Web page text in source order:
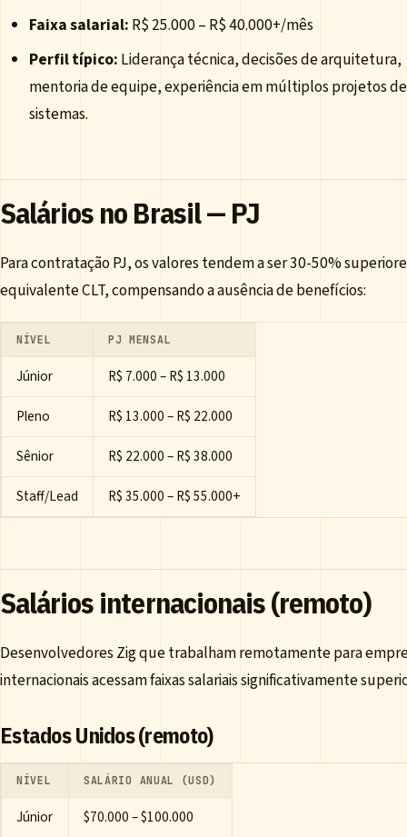
Faixa salarial: R$ 25.000 – R$ 40.000+/mês
Perfil típico: Liderança técnica, decisões de arquitetura,
mentoria de equipe, experiência em múltiplos projetos de
sistemas.
Salários no Brasil — PJ
Para contratação PJ, os valores tendem a ser 30-50%
equivalente CLT, compensando a ausência de benefícios:
NÍVEL PJ MENSAL
Júnior
R$ 7.000 – R$ 13.000
Pleno
R$ 13.000 – R$ 22.000
Sênior
R$ 22.000 – R$ 38.000
Staff/Lead
R$ 35.000 – R$ 55.000+
Salários internacionais (remoto)
Desenvolvedores Zig que trabalham remotamente para
internacionais acessam faixas salariais significativamente
Estados Unidos (remoto)
NÍVEL SALÁRIO ANUAL (USD)
Júnior $70.000 – $100.000